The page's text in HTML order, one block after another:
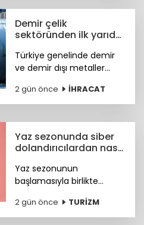
Demir çelik
sektöründen ilk yarıda
performansı
Türkiye genelinde demir
ve demir dışı metaller
yüzde 11,7 artışla 7,2 milyar
dolara, çelik ihracatı ise
2 gün önce İHRACAT
Yaz sezonunda siber
dolandırıcılardan nasıl
Yaz sezonunun
başlamasıyla birlikte
hareketlilik, siber suçlular
için finansal kazanç odaklı
2 gün önce TURİZM